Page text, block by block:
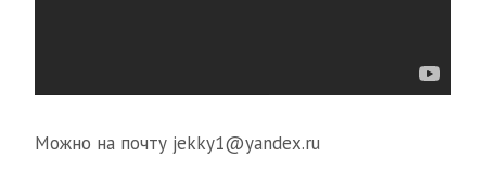
Можно на почту jekky1@yandex.ru